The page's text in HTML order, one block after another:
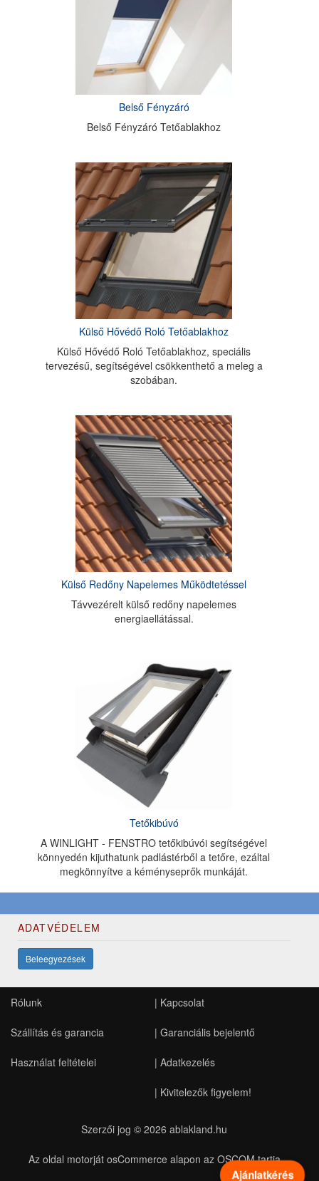
Belső Fényzáró
Belső Fényzáró Tetőablakhoz
Külső Hővédő Roló Tetőablakhoz
Külső Hővédő Roló Tetőablakhoz, speciális
tervezésű, segítségével csökkenthető a meleg a
szobában.
Külső Redőny Napelemes Működtetéssel
Távvezérelt külső redőny napelemes
energiaellátással.
Tetőkibúvó
A WINLIGHT - FENSTRO tetőkibúvói segítségével
könnyedén kijuthatunk padlástérből a tetőre, ezáltal
megkönnyítve a kéményseprők munkáját.
Ajánlatkérés
ADATVÉDELEM
Beleegyezések
Rólunk
Szállítás és garancia
Használat feltételei
| Kapcsolat
| Garanciális bejelentő
| Adatkezelés
| Kivitelezők figyelem!
Szerzői jog © 2026 ablakland.hu
Az oldal motorját osCommerce alapon az OSCOM tartja